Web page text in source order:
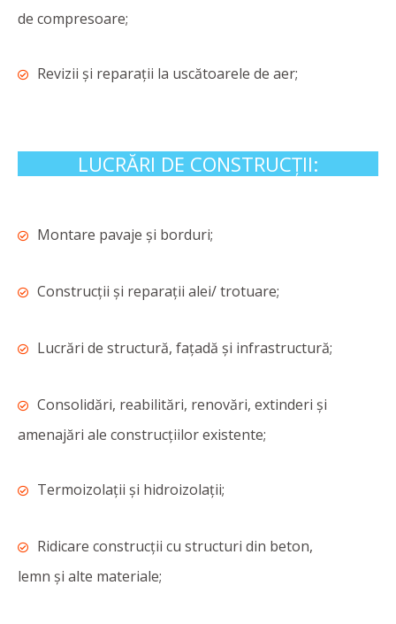
de compresoare;
Revizii și reparații la uscătoarele de aer;
LUCRĂRI DE CONSTRUCȚII:
Montare pavaje și borduri;
Construcții și reparații alei/ trotuare;
Lucrări de structură, fațadă și infrastructură;
Consolidări, reabilitări, renovări, extinderi și
amenajări ale construcțiilor existente;
Termoizolații și hidroizolații;
Ridicare construcții cu structuri din beton,
lemn și alte materiale;